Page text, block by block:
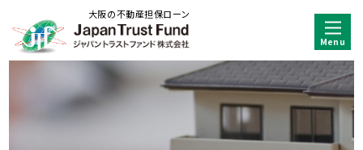
大阪の不動産担保ローン